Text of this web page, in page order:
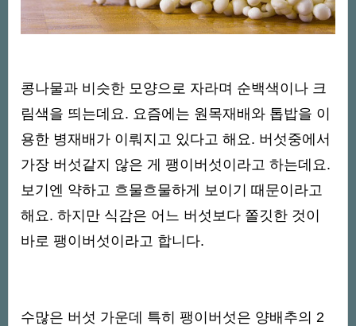
콩나물과 비슷한 모양으로 자라며 순백색이나 크
림색을 띄는데요. 요즘에는 원목재배와 톱밥을 이
용한 병재배가 이뤄지고 있다고 해요. 버섯중에서
가장 버섯같지 않은 게 팽이버섯이라고 하는데요.
보기엔 약하고 흐물흐물하게 보이기 때문이라고
해요. 하지만 식감은 어느 버섯보다 쫄깃한 것이
바로 팽이버섯이라고 합니다.
수많은 버섯 가운데 특히 팽이버섯은 양배추의 2